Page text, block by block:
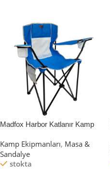
Madfox Harbor Katlanır Kamp
Kamp Ekipmanları, Masa &
Sandalye
stokta